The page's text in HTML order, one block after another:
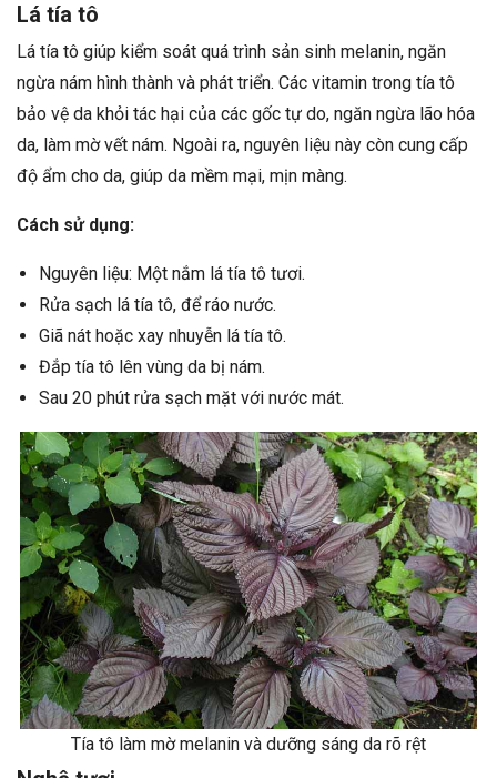
Lá tía tô
Lá tía tô giúp kiểm soát quá trình sản sinh melanin, ngăn
ngừa nám hình thành và phát triển. Các vitamin trong tía tô
bảo vệ da khỏi tác hại của các gốc tự do, ngăn ngừa lão hóa
da, làm mờ vết nám. Ngoài ra, nguyên liệu này còn cung cấp
độ ẩm cho da, giúp da mềm mại, mịn màng.
Cách sử dụng:
Nguyên liệu: Một nắm lá tía tô tươi.
Rửa sạch lá tía tô, để ráo nước.
Giã nát hoặc xay nhuyễn lá tía tô.
Đắp tía tô lên vùng da bị nám.
Sau 20 phút rửa sạch mặt với nước mát.
Tía tô làm mờ melanin và dưỡng sáng da rõ rệt